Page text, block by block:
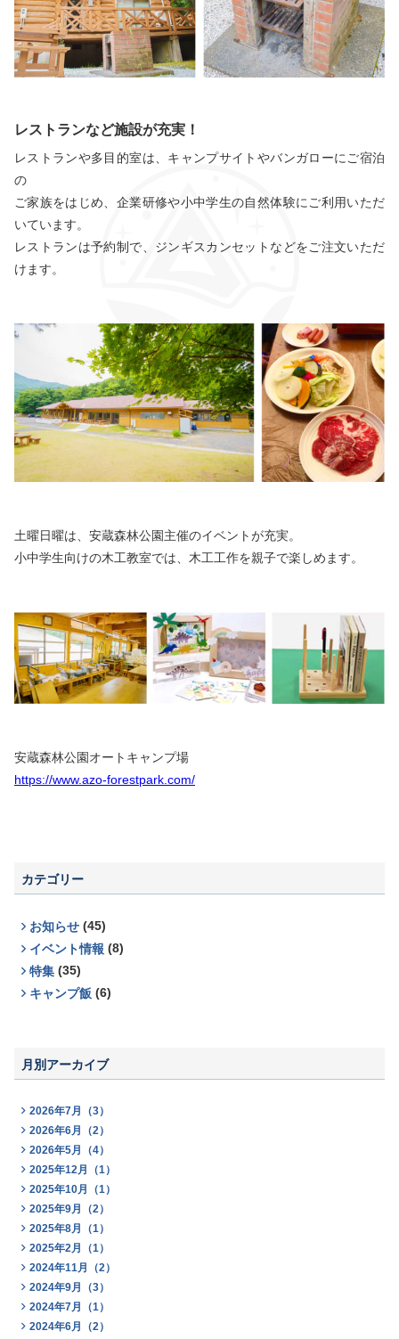
レストランなど施設が充実！
レストランや多目的室は、キャンプサイトやバンガローにご宿泊
の
ご家族をはじめ、企業研修や小中学生の自然体験にご利用いただ
いています。
レストランは予約制で、ジンギスカンセットなどをご注文いただ
けます。
土曜日曜は、安蔵森林公園主催のイベントが充実。
小中学生向けの木工教室では、木工工作を親子で楽しめます。
安蔵森林公園オートキャンプ場
https://www.azo-forestpark.com/
カテゴリー
お知らせ (45)
イベント情報 (8)
特集 (35)
キャンプ飯 (6)
月別アーカイブ
2026年7月（3）
2026年6月（2）
2026年5月（4）
2025年12月（1）
2025年10月（1）
2025年9月（2）
2025年8月（1）
2025年2月（1）
2024年11月（2）
2024年9月（3）
2024年7月（1）
2024年6月（2）